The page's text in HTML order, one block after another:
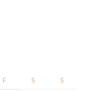
F S S